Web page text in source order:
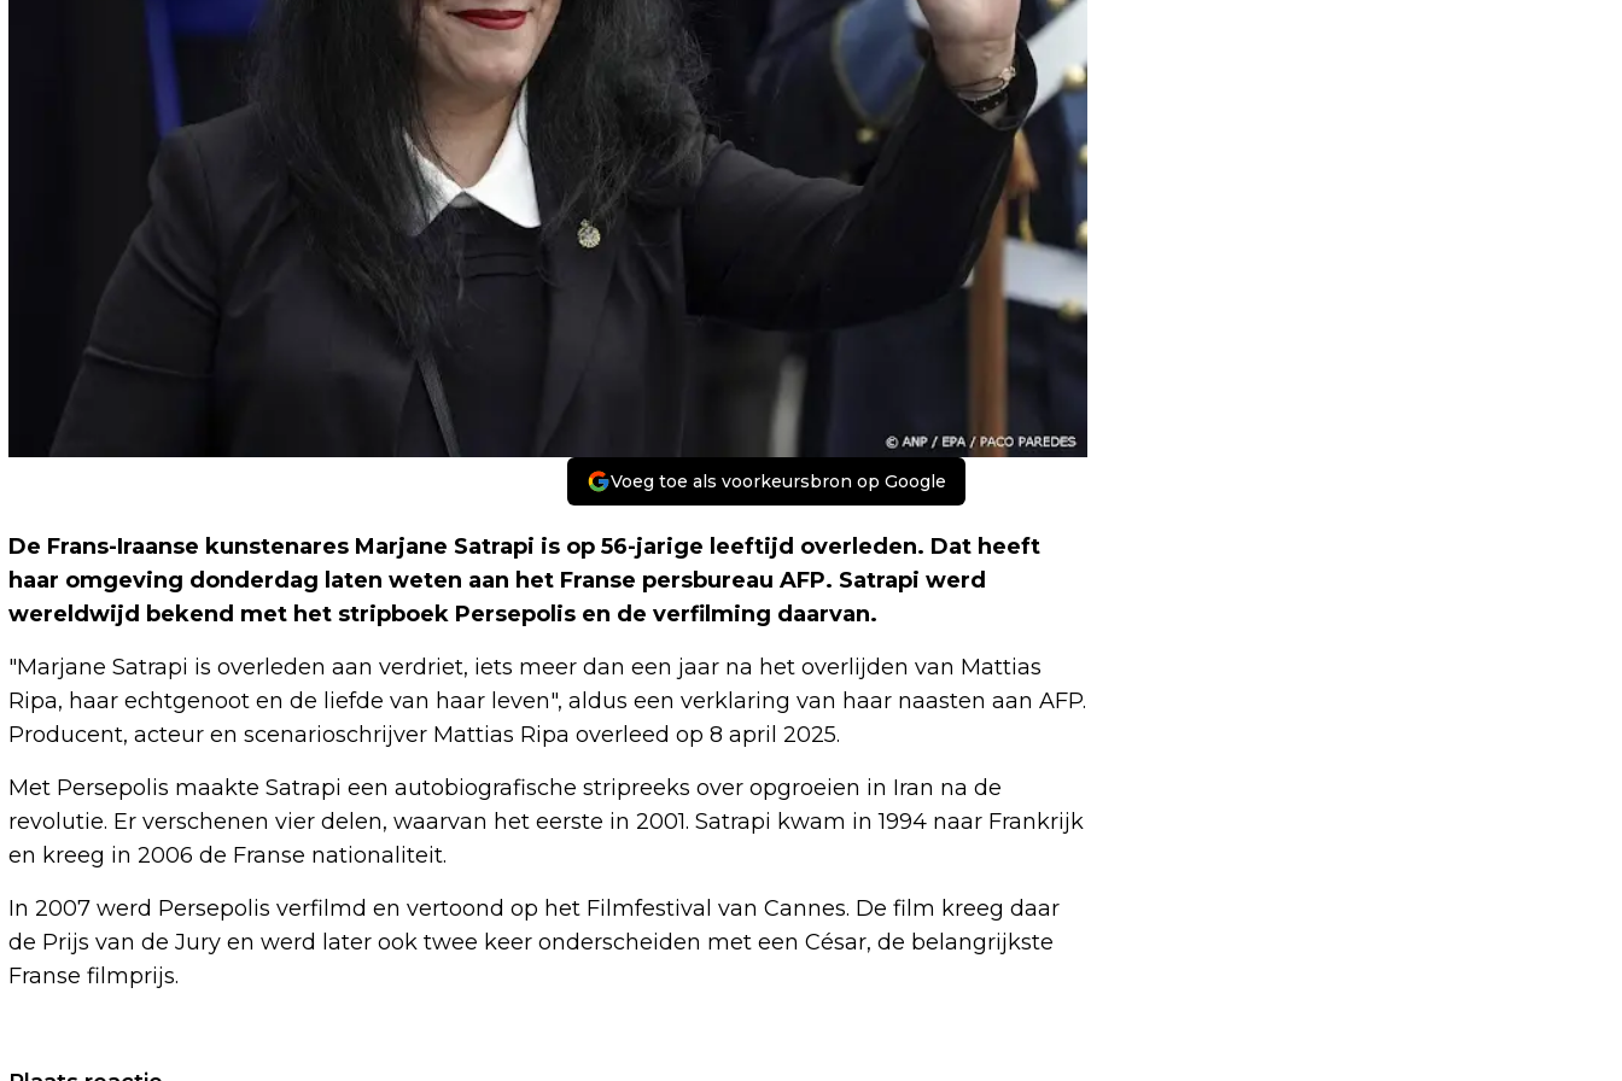
Voeg toe als voorkeursbron op Google
De Frans-Iraanse kunstenares Marjane Satrapi is op 56-jarige leeftijd overleden. Dat heeft
haar omgeving donderdag laten weten aan het Franse persbureau AFP. Satrapi werd
wereldwijd bekend met het stripboek Persepolis en de verfilming daarvan.
"Marjane Satrapi is overleden aan verdriet, iets meer dan een jaar na het overlijden van Mattias
Ripa, haar echtgenoot en de liefde van haar leven", aldus een verklaring van haar naasten aan AFP.
Producent, acteur en scenarioschrijver Mattias Ripa overleed op 8 april 2025.
Met Persepolis maakte Satrapi een autobiografische stripreeks over opgroeien in Iran na de
revolutie. Er verschenen vier delen, waarvan het eerste in 2001. Satrapi kwam in 1994 naar Frankrijk
en kreeg in 2006 de Franse nationaliteit.
In 2007 werd Persepolis verfilmd en vertoond op het Filmfestival van Cannes. De film kreeg daar
de Prijs van de Jury en werd later ook twee keer onderscheiden met een César, de belangrijkste
Franse filmprijs.